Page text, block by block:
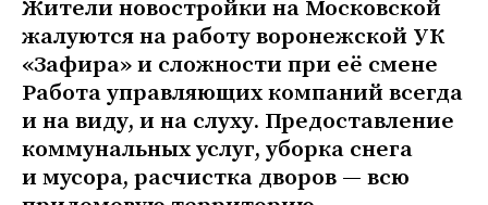
Жители новостройки на Московской
жалуются на работу воронежской УК
«Зафира» и сложности при её смене
Работа управляющих компаний всегда
и на виду, и на слуху. Предоставление
коммунальных услуг, уборка снега
и мусора, расчистка дворов — всю